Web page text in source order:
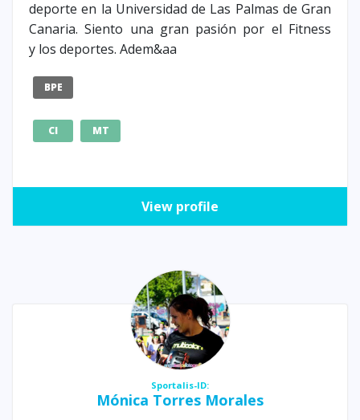
deporte en la Universidad de Las Palmas de Gran
Canaria. Siento una gran pasión por el Fitness
y los deportes. Adem&aa
BPE
CI MT
View profile
Sportalis-ID:
Mónica Torres Morales